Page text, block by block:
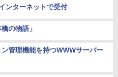
ンターネットで受付
の物語」
管理機能を持つWWWサーバー